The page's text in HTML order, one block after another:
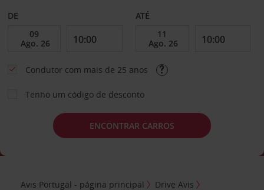
DE ATÉ
Condutor com mais de 25 anos
Tenho um código de desconto
ENCONTRAR CARROS
Avis Portugal - página principal
Drive Avis